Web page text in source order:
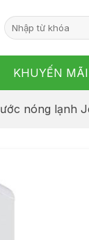
Tìm
kiếm:
KHUYẾN MÃI
nóng lạnh